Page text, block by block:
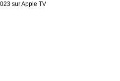
sur Apple TV